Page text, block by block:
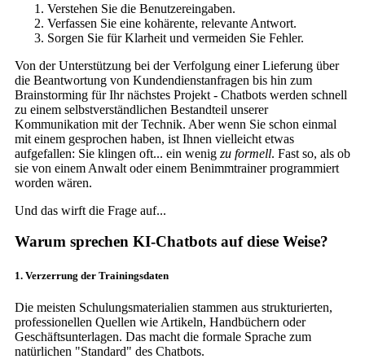
Verstehen Sie die Benutzereingaben.
Verfassen Sie eine kohärente, relevante Antwort.
Sorgen Sie für Klarheit und vermeiden Sie Fehler.
Von der Unterstützung bei der Verfolgung einer Lieferung über
die Beantwortung von Kundendienstanfragen bis hin zum
Brainstorming für Ihr nächstes Projekt - Chatbots werden schnell
zu einem selbstverständlichen Bestandteil unserer
Kommunikation mit der Technik. Aber wenn Sie schon einmal
mit einem gesprochen haben, ist Ihnen vielleicht etwas
aufgefallen: Sie klingen oft... ein wenig zu formell. Fast so, als ob
sie von einem Anwalt oder einem Benimmtrainer programmiert
worden wären.
Und das wirft die Frage auf...
Warum sprechen KI-Chatbots auf diese Weise?
1. Verzerrung der Trainingsdaten
Die meisten Schulungsmaterialien stammen aus strukturierten,
professionellen Quellen wie Artikeln, Handbüchern oder
Geschäftsunterlagen. Das macht die formale Sprache zum
natürlichen "Standard" des Chatbots.